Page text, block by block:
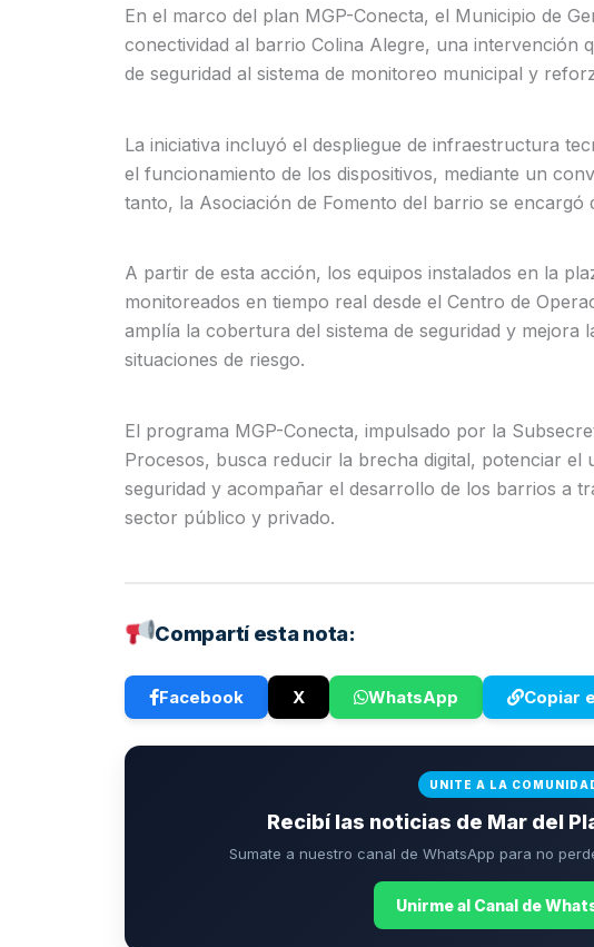
En el marco del plan MGP-Conecta, el Municipio de
conectividad al barrio Colina Alegre, una intervención
de seguridad al sistema de monitoreo municipal y
La iniciativa incluyó el despliegue de infraestructura
el funcionamiento de los dispositivos, mediante un
tanto, la Asociación de Fomento del barrio se encargó
A partir de esta acción, los equipos instalados en la
monitoreados en tiempo real desde el Centro de
amplía la cobertura del sistema de seguridad y mejora
situaciones de riesgo.
El programa MGP-Conecta, impulsado por la
Procesos, busca reducir la brecha digital, potenciar el
seguridad y acompañar el desarrollo de los barrios a
sector público y privado.
Compartí esta nota:
Facebook X WhatsApp Copiar
UNITE A LA
Recibí las noticias de Mar del
Sumate a nuestro canal de WhatsApp para no
Unirme al Canal de